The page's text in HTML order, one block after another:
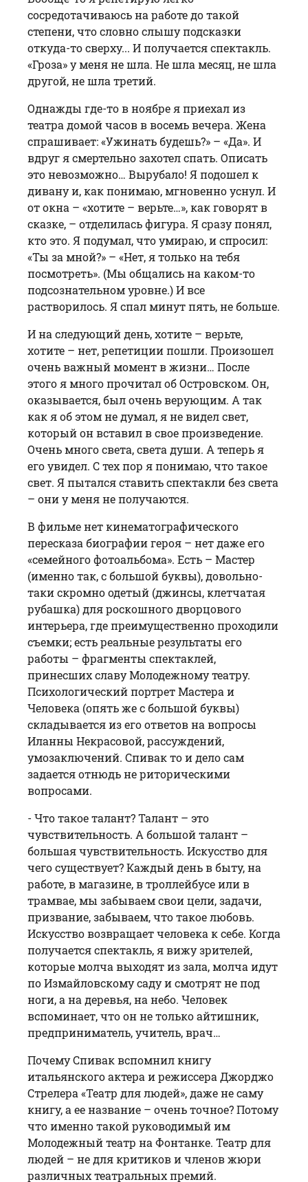
сосредотачиваюсь на работе до такой
степени, что словно слышу подсказки
откуда-то сверху... И получается спектакль.
«Гроза» у меня не шла. Не шла месяц, не шла
другой, не шла третий.
Однажды где-то в ноябре я приехал из
театра домой часов в восемь вечера. Жена
спрашивает: «Ужинать будешь?» – «Да». И
вдруг я смертельно захотел спать. Описать
это невозможно… Вырубало! Я подошел к
дивану и, как понимаю, мгновенно уснул. И
от окна – «хотите – верьте…», как говорят в
сказке, – отделилась фигура. Я сразу понял,
кто это. Я подумал, что умираю, и спросил:
«Ты за мной?» – «Нет, я только на тебя
посмотреть». (Мы общались на каком-то
подсознательном уровне.) И все
растворилось. Я спал минут пять, не больше.
И на следующий день, хотите – верьте,
хотите – нет, репетиции пошли. Произошел
очень важный момент в жизни… После
этого я много прочитал об Островском. Он,
оказывается, был очень верующим. А так
как я об этом не думал, я не видел свет,
который он вставил в свое произведение.
Очень много света, света души. А теперь я
его увидел. С тех пор я понимаю, что такое
свет. Я пытался ставить спектакли без света
– они у меня не получаются.
В фильме нет кинематографического
пересказа биографии героя – нет даже его
«семейного фотоальбома». Есть – Мастер
(именно так, с большой буквы), довольно-
таки скромно одетый (джинсы, клетчатая
рубашка) для роскошного дворцового
интерьера, где преимущественно проходили
съемки; есть реальные результаты его
работы – фрагменты спектаклей,
принесших славу Молодежному театру.
Психологический портрет Мастера и
Человека (опять же с большой буквы)
складывается из его ответов на вопросы
Иланны Некрасовой, рассуждений,
умозаключений. Спивак то и дело сам
задается отнюдь не риторическими
вопросами.
- Что такое талант? Талант – это
чувствительность. А большой талант –
большая чувствительность. Искусство для
чего существует? Каждый день в быту, на
работе, в магазине, в троллейбусе или в
трамвае, мы забываем свои цели, задачи,
призвание, забываем, что такое любовь.
Искусство возвращает человека к себе. Когда
получается спектакль, я вижу зрителей,
которые молча выходят из зала, молча идут
по Измайловскому саду и смотрят не под
ноги, а на деревья, на небо. Человек
вспоминает, что он не только айтишник,
предприниматель, учитель, врач…
Почему Спивак вспомнил книгу
итальянского актера и режиссера Джорджо
Стрелера «Театр для людей», даже не саму
книгу, а ее название – очень точное? Потому
что именно такой руководимый им
Молодежный театр на Фонтанке. Театр для
людей – не для критиков и членов жюри
различных театральных премий.